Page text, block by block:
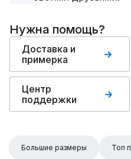
Нужна помощь?
Доставка и
примерка
Центр
поддержки
Большие размеры Топ